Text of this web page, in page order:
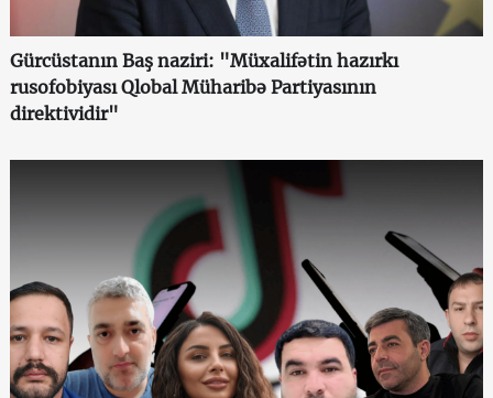
Gürcüstanın Baş naziri: "Müxalifətin hazırkı
rusofobiyası Qlobal Müharibə Partiyasının
direktividir"